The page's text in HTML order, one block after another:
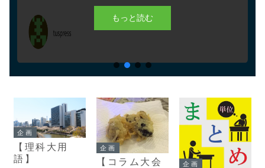
もっと読む
企画
【理科大用
語】
企画
【コラム大会
企画